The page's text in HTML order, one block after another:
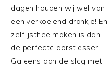
dagen houden wij wel van
een verkoelend drankje! En
zelf ijsthee maken is dan
de perfecte dorstlesser!
Ga eens aan de slag met